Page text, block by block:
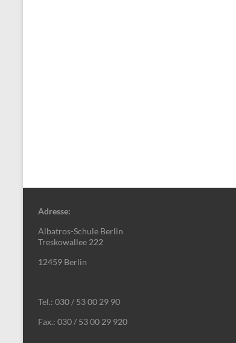
Adresse:
Albatros-Schule Berlin
Treskowallee 222
12459 Berlin
Tel.: 030 / 53 00 29 90
Fax.: 030 / 53 00 29 920